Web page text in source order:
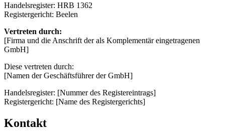
Handelsregister: HRB 1362
Registergericht: Beelen
Vertreten durch:
[Firma und die Anschrift der als Komplementär eingetragenen
GmbH]
Diese vertreten durch:
[Namen der Geschäftsführer der GmbH]
Handelsregister: [Nummer des Registereintrags]
Registergericht: [Name des Registergerichts]
Kontakt